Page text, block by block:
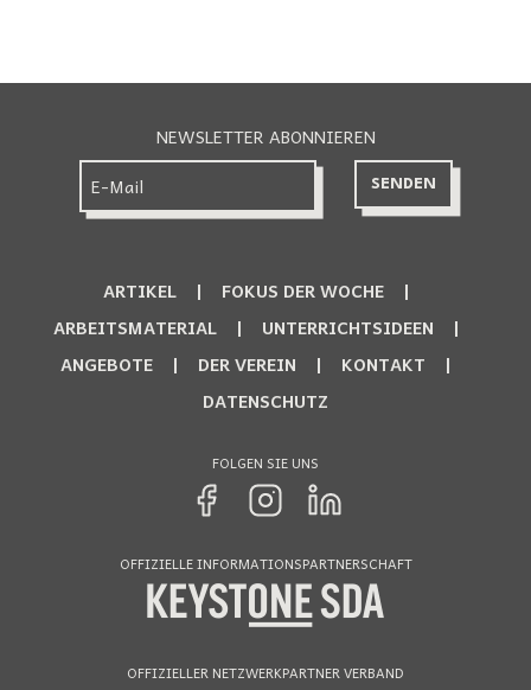
NEWSLETTER ABONNIEREN
ARTIKEL
FOKUS DER WOCHE
ARBEITSMATERIAL
UNTERRICHTSIDEEN
ANGEBOTE
DER VEREIN
KONTAKT
DATENSCHUTZ
FOLGEN SIE UNS
OFFIZIELLE INFORMATIONSPARTNERSCHAFT
OFFIZIELLER NETZWERKPARTNER VERBAND